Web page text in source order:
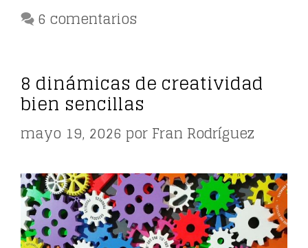
6 comentarios
8 dinámicas de creatividad
bien sencillas
mayo 19, 2026 porFran Rodríguez